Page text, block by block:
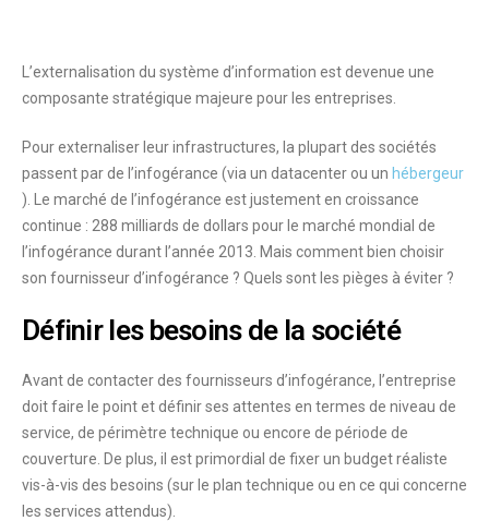
L’externalisation du système d’information est devenue une
composante stratégique majeure pour les entreprises.
Pour externaliser leur infrastructures, la plupart des sociétés
passent par de l’infogérance (via un datacenter ou un hébergeur
). Le marché de l’infogérance est justement en croissance
continue : 288 milliards de dollars pour le marché mondial de
l’infogérance durant l’année 2013. Mais comment bien choisir
son fournisseur d’infogérance ? Quels sont les pièges à éviter ?
Définir les besoins de la société
Avant de contacter des fournisseurs d’infogérance, l’entreprise
doitfaire le point et définir ses attentes en termes de niveau de
service, de périmètre technique ou encore de période de
couverture. De plus, il est primordial de fixer un budget réaliste
vis-à-vis des besoins (sur le plan technique ou en ce qui concerne
les services attendus).